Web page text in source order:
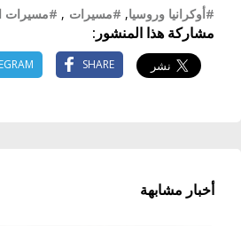
#أوكرانيا وروسيا, #مسيرات , #مسيرات
مشاركة هذا المنشور:
SHARE
أخبار مشابهة